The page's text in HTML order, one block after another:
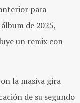
para
de 2025,
un remix con
la masiva gira
de su segundo